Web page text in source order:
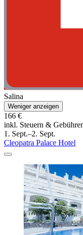
Salina
Weniger anzeigen
166 €
inkl. Steuern &
1. Sept.–2. Sept.
Cleopatra Palace Hotel